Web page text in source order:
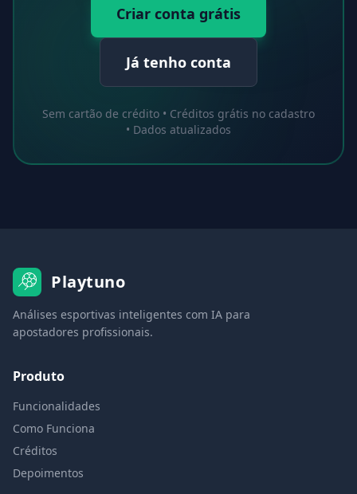
Criar conta grátis
Já tenho conta
Sem cartão de crédito • Créditos grátis no cadastro
• Dados atualizados
Playtuno
Análises esportivas inteligentes com IA para
apostadores profissionais.
Produto
Funcionalidades
Como Funciona
Créditos
Depoimentos